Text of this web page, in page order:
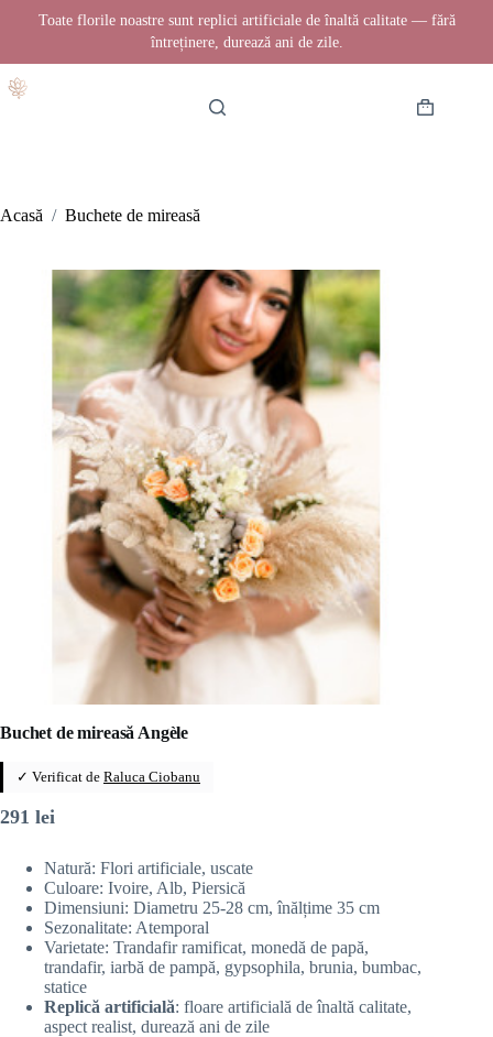
Toate florile noastre sunt replici artificiale de înaltă calitate — fără
întreținere, durează ani de zile.
la
Coș
Acasă / Buchete de mireasă
Buchet de mireasă Angèle
✓ Verificat de Raluca Ciobanu
291 lei
Natură: Flori artificiale, uscate
Culoare: Ivoire, Alb, Piersică
Dimensiuni: Diametru 25-28 cm, înălțime 35 cm
Sezonalitate: Atemporal
Varietate: Trandafir ramificat, monedă de papă,
trandafir, iarbă de pampă, gypsophila, brunia, bumbac,
statice
Replică artificială: floare artificială de înaltă calitate,
aspect realist, durează ani de zile